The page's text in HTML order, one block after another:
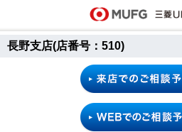
長野支店(店番号：510)